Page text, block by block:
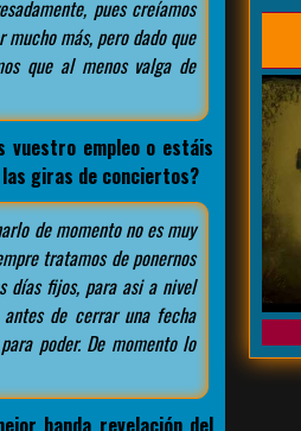
pues creíamos
más, pero dado que
que al menos valga de
vuestro empleo o estáis
giras de conciertos?
de momento no es muy
tratamos de ponernos
días fijos, para asi a nivel
de cerrar una fecha
poder. De momento lo